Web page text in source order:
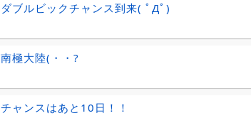
ダブルビックチャンス到来( ﾟДﾟ)
南極大陸(・・?
チャンスはあと10日！！